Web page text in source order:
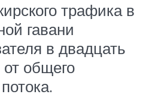
трафика в
гавани
в двадцать
общего